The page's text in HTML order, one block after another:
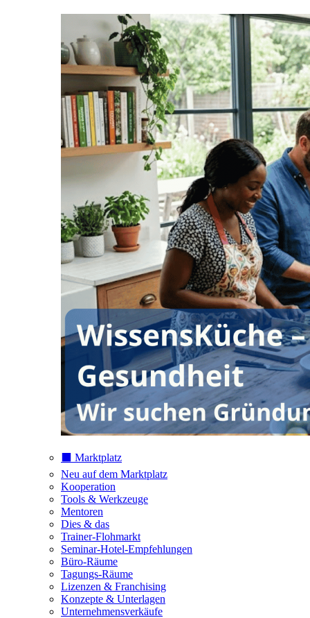
⬛️ Marktplatz
Neu auf dem Marktplatz
Kooperation
Tools & Werkzeuge
Mentoren
Dies & das
Trainer-Flohmarkt
Seminar-Hotel-Empfehlungen
Büro-Räume
Tagungs-Räume
Lizenzen & Franchising
Konzepte & Unterlagen
Unternehmensverkäufe